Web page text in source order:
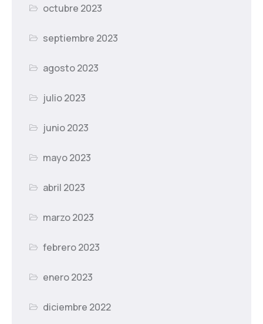
octubre 2023
septiembre 2023
agosto 2023
julio 2023
junio 2023
mayo 2023
abril 2023
marzo 2023
febrero 2023
enero 2023
diciembre 2022